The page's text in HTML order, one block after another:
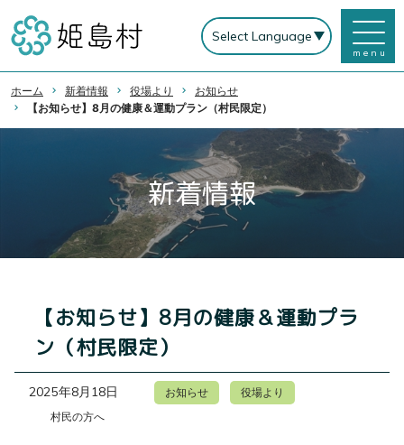
menu
ホーム 新着情報 役場より
お知らせ
【お知らせ】8月の健康＆運動プラン（村民限定）
新着情報
【お知らせ】8月の健康＆運動プラ
ン（村民限定）
2025年8月18日 お知らせ
役場より
村民の方へ